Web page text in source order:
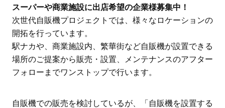
スーパーや商業施設に出店希望の企業様募集中！
次世代自販機プロジェクトでは、様々なロケーションの
開拓を行っています。
駅ナカや、商業施設内、繁華街など自販機が設置できる
場所のご提案から販売・設置、メンテナンスのアフター
フォローまでワンストップで行います。
自販機での販売を検討しているが、「自販機を設置する